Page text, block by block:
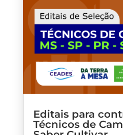
Editais para
Técnicos de